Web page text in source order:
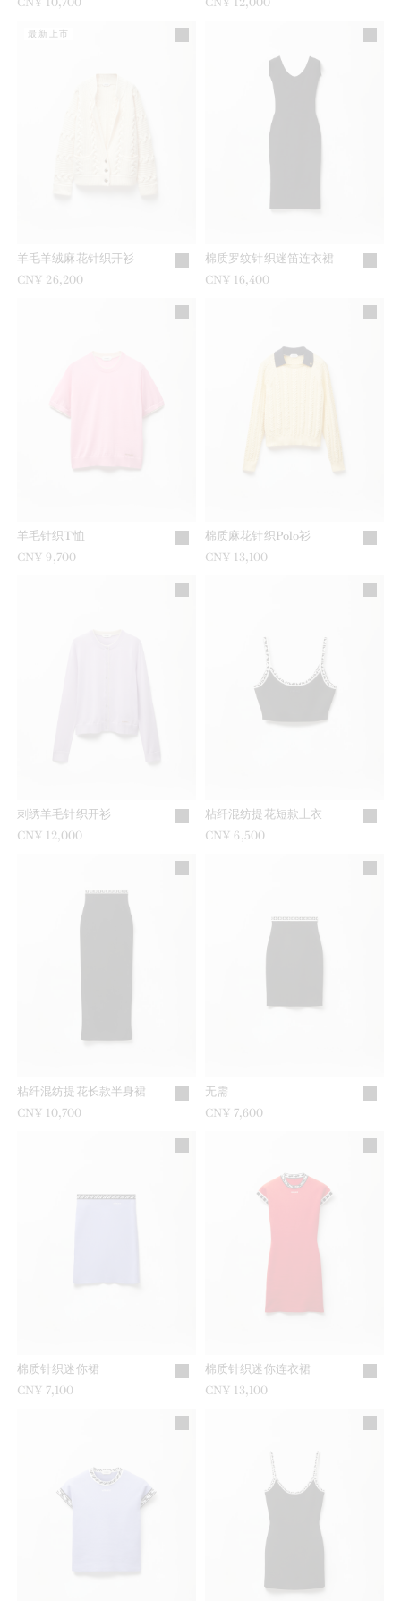
羊毛羊绒麻花针织开衫
CN¥ 26,200
最新上市
棉质罗纹针织迷笛连衣裙
CN¥ 16,400
羊毛针织T恤
CN¥ 9,700
棉质麻花针织Polo衫
CN¥ 13,100
刺绣羊毛针织开衫
CN¥ 12,000
粘纤混纺提花短款上衣
CN¥ 6,500
粘纤混纺提花长款半身裙
CN¥ 10,700
无需
CN¥ 7,600
棉质针织迷你裙
CN¥ 7,100
棉质针织迷你连衣裙
CN¥ 13,100